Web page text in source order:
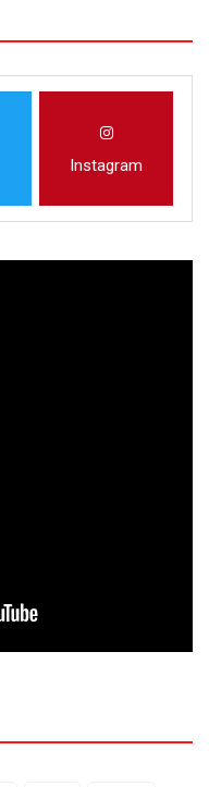
Instagram